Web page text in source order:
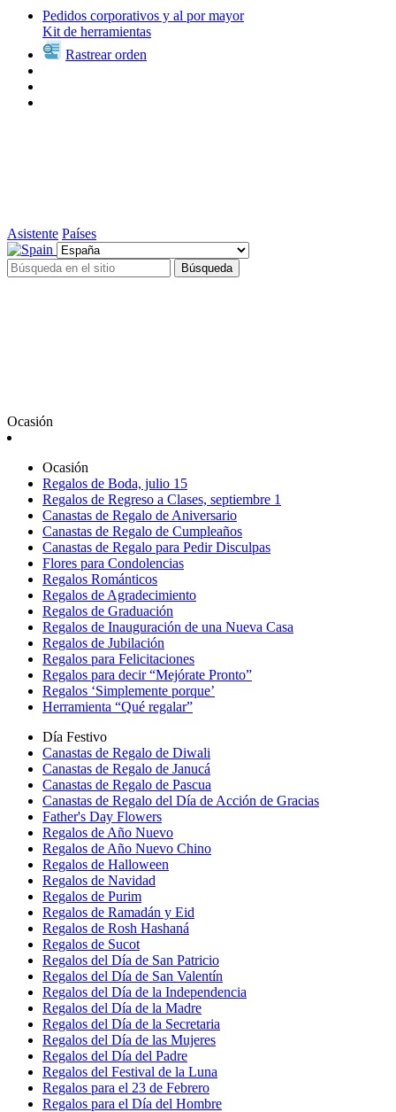
Pedidos corporativos y al por mayor
Kit de herramientas
Rastrear orden
Asistente Países
Búsqueda
Ocasión
Ocasión
Regalos de Boda, julio 15
Regalos de Regreso a Clases, septiembre 1
Canastas de Regalo de Aniversario
Canastas de Regalo de Cumpleaños
Canastas de Regalo para Pedir Disculpas
Flores para Condolencias
Regalos Románticos
Regalos de Agradecimiento
Regalos de Graduación
Regalos de Inauguración de una Nueva Casa
Regalos de Jubilación
Regalos para Felicitaciones
Regalos para decir “Mejórate Pronto”
Regalos ‘Simplemente porque’
Herramienta “Qué regalar”
Día Festivo
Canastas de Regalo de Diwali
Canastas de Regalo de Janucá
Canastas de Regalo de Pascua
Canastas de Regalo del Día de Acción de Gracias
Father's Day Flowers
Regalos de Año Nuevo
Regalos de Año Nuevo Chino
Regalos de Halloween
Regalos de Navidad
Regalos de Purim
Regalos de Ramadán y Eid
Regalos de Rosh Hashaná
Regalos de Sucot
Regalos del Día de San Patricio
Regalos del Día de San Valentín
Regalos del Día de la Independencia
Regalos del Día de la Madre
Regalos del Día de la Secretaria
Regalos del Día de las Mujeres
Regalos del Día del Padre
Regalos del Festival de la Luna
Regalos para el 23 de Febrero
Regalos para el Día del Hombre